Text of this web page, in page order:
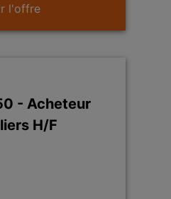
l'offre
- Acheteur
H/F